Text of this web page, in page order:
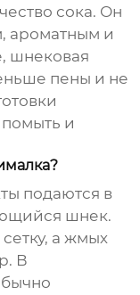
сока. Он
ароматным и
шнековая
пены и не
помыть и
подаются в
шнек.
а жмых
В